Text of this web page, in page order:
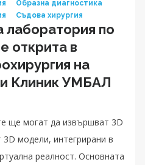
Образна диагностика
Съдова хирургия
лаборатория по
открита в
на
Клиник УМБАЛ
ще могат да извършват 3D
модели, интегрирани в
реалност. Основната